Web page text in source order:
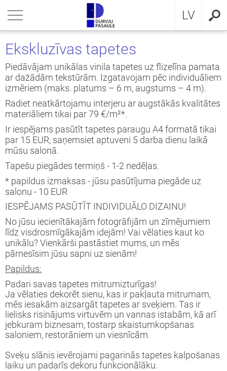
LV
RU
Ekskluzīvas tapetes
Piedāvājam unikālas vinila tapetes uz flizelīna pamata
ar dažādām tekstūrām. Izgatavojam pēc individuāliem
izmēriem (maks. platums – 6 m, augstums – 4 m).
Radiet neatkārtojamu interjeru ar augstākās kvalitātes
materiāliem tikai par 79 €/m²*.
Ir iespējams pasūtīt tapetes paraugu A4 formatā tikai
par 15 EUR, saņemsiet aptuveni 5 darba dienu laikā
mūsu salonā.
Tapešu piegādes termiņš - 1-2 nedēļas.
* papildus izmaksas - jūsu pasūtījuma piegāde uz
salonu - 10 EUR
IESPĒJAMS PASŪTĪT INDIVIDUĀLO DIZAINU!
No jūsu iecienītākajām fotogrāfijām un zīmējumiem
līdz visdrosmīgākajām idejām! Vai vēlaties kaut ko
unikālu? Vienkārši pastāstiet mums, un mēs
pārnesīsim jūsu sapni uz sienām!
Papildus:
Padari savas tapetes mitrumizturīgas!
Ja vēlaties dekorēt sienu, kas ir pakļauta mitrumam,
mēs iesakām aizsargāt tapetes ar sveķiem. Tas ir
lielisks risinājums virtuvēm un vannas istabām, kā arī
jebkuram biznesam, tostarp skaistumkopšanas
saloniem, restorāniem un viesnīcām.
Sveķu slānis ievērojami pagarinās tapetes kalpošanas
laiku un padarīs dekoru funkcionālāku.
PRIVĀTMĀJAI
TAPETES
kolekcija
durvis dzīvoklim
ārdurvis dzīvoklim
ārdurvis ar MDF
ārdurvis
64mm
ārdurvis
GLASS
INOX
CLASSIC
MODERN
durvis
izpildījuma durvis
klasika
UN STANDARD durvis
kolekcija
kolekcija
kolekcija
durvis
durvis
durvis (durvis-grāmatiņa)
politika
politika